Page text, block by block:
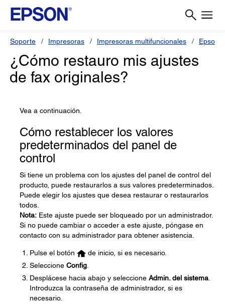
Soporte Impresoras Impresoras multifuncionales Epson
¿Cómo restauro mis ajustes
de fax originales?
Vea a continuación.
Cómo restablecer los valores
predeterminados del panel de
control
Si tiene un problema con los ajustes del panel de control del
producto, puede restaurarlos a sus valores predeterminados.
Puede elegir los ajustes que desea restaurar o restaurarlos
todos.
Nota: Este ajuste puede ser bloqueado por un administrador.
Si no puede cambiar o acceder a este ajuste, póngase en
contacto con su administrador para obtener asistencia.
Pulse el botón
de inicio, si es necesario.
Seleccione Config
Desplácese hacia abajo y seleccione Admin. del sistema
Introduzca la contraseña de administrador, si es
necesario.